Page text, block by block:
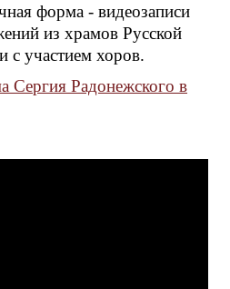
форма - видеозаписи
из храмов Русской
с участием хоров.
Сергия Радонежского в